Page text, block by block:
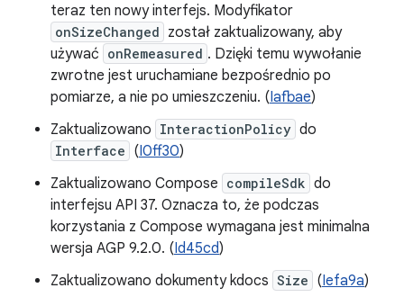
teraz ten nowy interfejs. Modyfikator
onSizeChanged został zaktualizowany, aby
używać onRemeasured . Dzięki temu wywołanie
zwrotne jest uruchamiane bezpośrednio po
pomiarze, a nie po umieszczeniu. (Iafbae)
Zaktualizowano InteractionPolicy do
Interface (I0ff30)
Zaktualizowano Compose compileSdk do
interfejsu API 37. Oznacza to, że podczas
korzystania z Compose wymagana jest minimalna
wersja AGP 9.2.0. (Id45cd)
Zaktualizowano dokumenty kdocs Size (Iefa9a)